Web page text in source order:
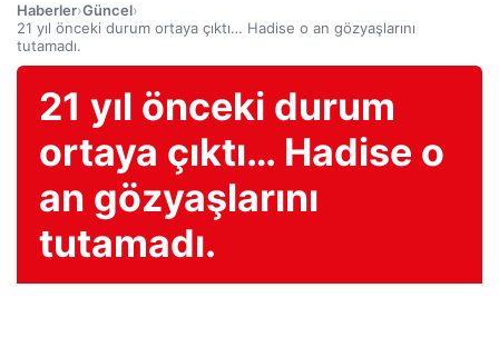
Haberler›Güncel›
21 yıl önceki durum ortaya çıktı… Hadise o an gözyaşlarını
tutamadı.
21 yıl önceki durum
ortaya çıktı… Hadise o
an gözyaşlarını
tutamadı.